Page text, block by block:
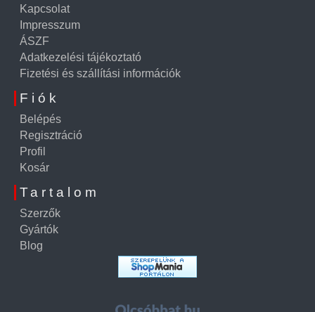
Kapcsolat
Impresszum
ÁSZF
Adatkezelési tájékoztató
Fizetési és szállítási információk
Fiók
Belépés
Regisztráció
Profil
Kosár
Tartalom
Szerzők
Gyártók
Blog